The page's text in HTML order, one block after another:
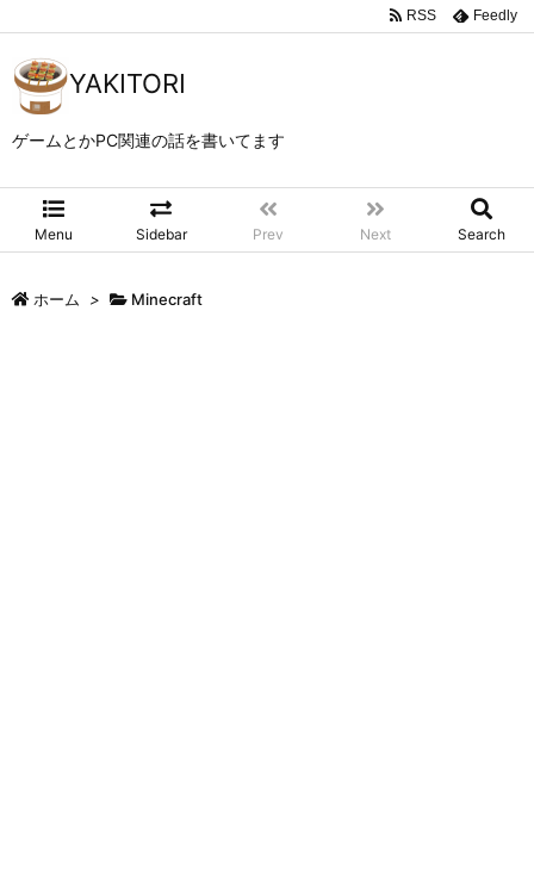
YAKITORI
ゲームとかPC関連の話を書いてます
Menu Sidebar Prev Next Search
RSS Feedly
ホーム > Minecraft